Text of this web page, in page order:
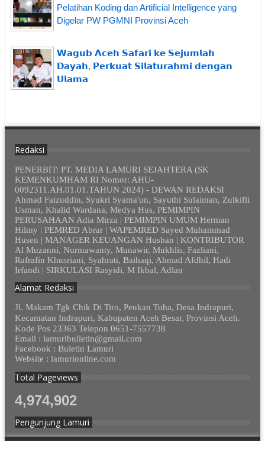
Pelatihan Koding dan Artificial Intelligence yang
Digelar PW PGMNI Provinsi Aceh
𝗪𝗮𝗴𝘂𝗯 𝗔𝗰𝗲𝗵 𝗦𝗮𝗳𝗮𝗿𝗶 𝗸𝗲 𝗦𝗲𝗷𝘂𝗺𝗹𝗮𝗵
𝗗𝗮𝘆𝗮𝗵, 𝗣𝗲𝗿𝗸𝘂𝗮𝘁 𝗦𝗶𝗹𝗮𝘁𝘂𝗿𝗮𝗵𝗺𝗶 𝗱𝗲𝗻𝗴𝗮𝗻
𝗨𝗹𝗮𝗺𝗮
Redaksi
PENERBIT: PT. MEDIA LAMURI SEJAHTERA (SK
KEMENKUMHAM RI Nomor: AHU-
0092311.AH.01.01.TAHUN 2024) - DEWAN REDAKSI
Ahmad Faizuddin, Syukri Syama'un, Sayuthi Sulaiman, Zulkifli
Usman, Khalid Wardana, Medya Hus, PEMIMPIN
PERUSAHAAN Adia Mirza | PEMIMPIN UMUM Herman
Hilmy | PEMRED Abrar | WAPEMRED Sayed Muhammad
Husen | MANAGER KEUANGAN Husban | KONTRIBUTOR
Al Muzanni, Nurmawanty, Munawir, Mukhlis, Fazliani,
Rafrafin Khusriani, Syahrati, Baihaqi, Ahmad Afdhil, Hadi
Irfandi | SIRKULASI Rasyidi, M Ikbal, Adlan
Alamat Redaksi
Jl. Makam Tgk Chik Di Tiro, Peukan Tuha, Desa Indrapuri,
Kecamatan Indrapuri, Kabupaten Aceh Besar, Provinsi Aceh.
Kode Pos 23363 Telepon 0651-7557738
Email : lamuribulletin@gmail.com
Facebook : Buletin Lamuri
Website : lamurionline.com
Total Pageviews
4,974,902
Pengunjung Lamuri